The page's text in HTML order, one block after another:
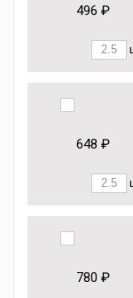
496 ₽
648 ₽
780 ₽